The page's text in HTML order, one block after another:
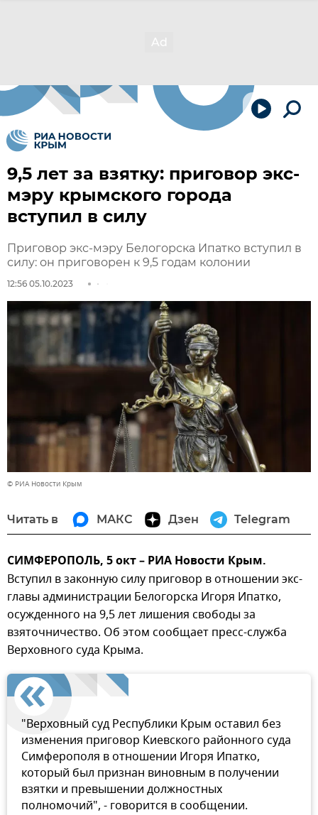
9,5 лет за взятку: приговор экс-
мэру крымского города
вступил в силу
Приговор экс-мэру Белогорска Ипатко вступил в
силу: он приговорен к 9,5 годам колонии
12:56 05.10.2023
© РИА Новости Крым
Читать в МАКС Дзен Telegram
СИМФЕРОПОЛЬ, 5 окт – РИА Новости Крым.
Вступил в законную силу приговор в отношении экс-
главы администрации Белогорска Игоря Ипатко,
осужденного на 9,5 лет лишения свободы за
взяточничество. Об этом сообщает пресс-служба
Верховного суда Крыма.
"Верховный суд Республики Крым оставил без
изменения приговор Киевского районного суда
Симферополя в отношении Игоря Ипатко,
который был признан виновным в получении
взятки и превышении должностных
полномочий", - говорится в сообщении.